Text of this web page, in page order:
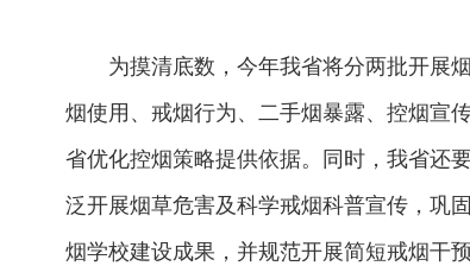
为摸清底数，今年我省将分两批开展
烟使用、戒烟行为、二手烟暴露、控烟宣
省优化控烟策略提供依据。同时，我省还
泛开展烟草危害及科学戒烟科普宣传，巩
烟学校建设成果，并规范开展简短戒烟干